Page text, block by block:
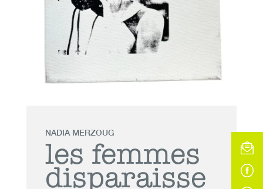
NADIA MERZOUG
les femmes
disparaisse